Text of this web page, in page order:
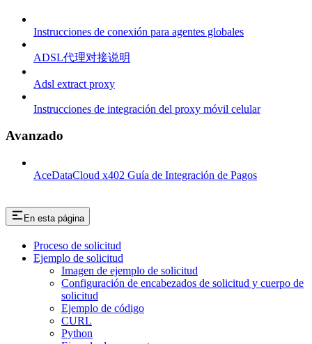
Instrucciones de conexión para agentes globales
ADSL代理对接说明
Adsl extract proxy
Instrucciones de integración del proxy móvil celular
Avanzado
AceDataCloud x402 Guía de Integración de Pagos
En esta página
Proceso de solicitud
Ejemplo de solicitud
Imagen de ejemplo de solicitud
Configuración de encabezados de solicitud y cuerpo de
solicitud
Ejemplo de código
CURL
Python